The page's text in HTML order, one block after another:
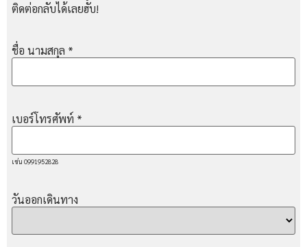
ติดต่อกลับได้เลยฮับ!
ชื่อ นามสกุล *
เบอร์โทรศัพท์ *
เช่น 0991952828
วันออกเดินทาง